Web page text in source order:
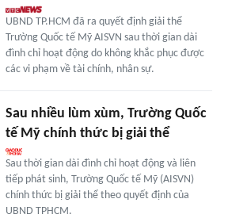
UBND TP.HCM đã ra quyết định giải thể
Trường Quốc tế Mỹ AISVN sau thời gian dài
đình chỉ hoạt động do không khắc phục được
các vi phạm về tài chính, nhân sự.
Sau nhiều lùm xùm, Trường Quốc
tế Mỹ chính thức bị giải thể
Sau thời gian dài đình chỉ hoạt động và liên
tiếp phát sinh, Trường Quốc tế Mỹ (AISVN)
chính thức bị giải thể theo quyết định của
UBND TPHCM.